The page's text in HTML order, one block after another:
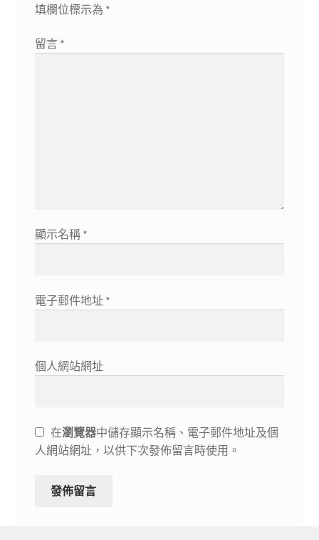
填欄位標示為 *
留言 *
顯示名稱 *
電子郵件地址 *
個人網站網址
在瀏覽器中儲存顯示名稱、電子郵件地址及個
人網站網址，以供下次發佈留言時使用。